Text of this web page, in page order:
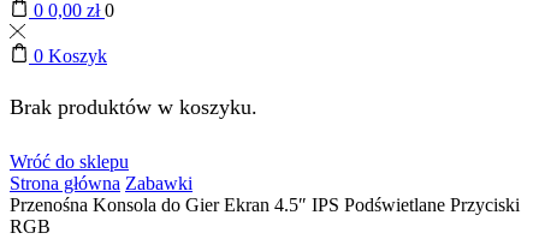
0 0,00 zł 0
0 Koszyk
Brak produktów w koszyku.
Wróć do sklepu
Strona główna Zabawki
Przenośna Konsola do Gier Ekran 4.5″ IPS Podświetlane Przyciski
RGB